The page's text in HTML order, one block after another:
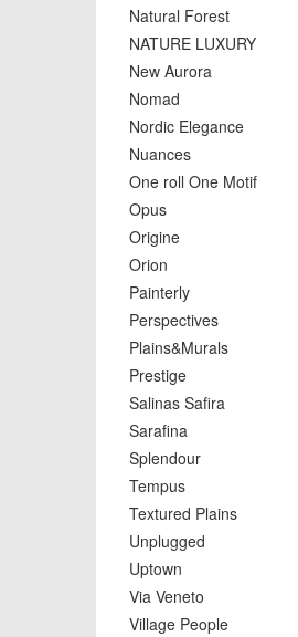
Natural Forest
NATURE LUXURY
New Aurora
Nomad
Nordic Elegance
Nuances
One roll One Motif
Opus
Origine
Orion
Painterly
Perspectives
Plains&Murals
Prestige
Salinas Safira
Sarafina
Splendour
Tempus
Textured Plains
Unplugged
Uptown
Via Veneto
Village People